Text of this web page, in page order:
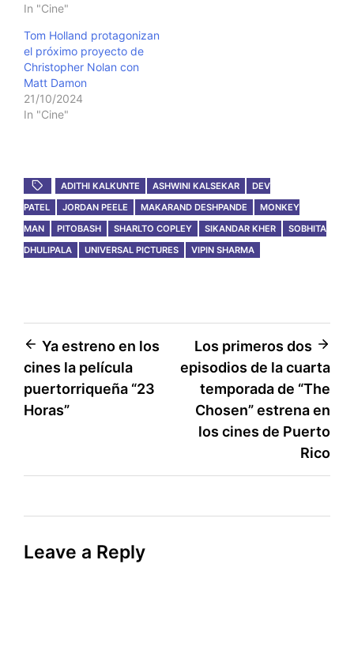
In "Cine"
Tom Holland protagonizan
el próximo proyecto de
Christopher Nolan con
Matt Damon
21/10/2024
In "Cine"
ADITHI KALKUNTE ASHWINI KALSEKAR
DEV
PATEL
JORDAN PEELE MAKARAND DESHPANDE
MONKEY
MAN
PITOBASH SHARLTO COPLEY SIKANDAR KHER
SOBHITA
DHULIPALA
UNIVERSAL PICTURES VIPIN SHARMA
Post
navigation
Ya estreno en los
cines la película
puertorriqueña “23
Horas”
Los primeros dos
episodios de la cuarta
temporada de “The
Chosen” estrena en
los cines de Puerto
Rico
Leave a Reply